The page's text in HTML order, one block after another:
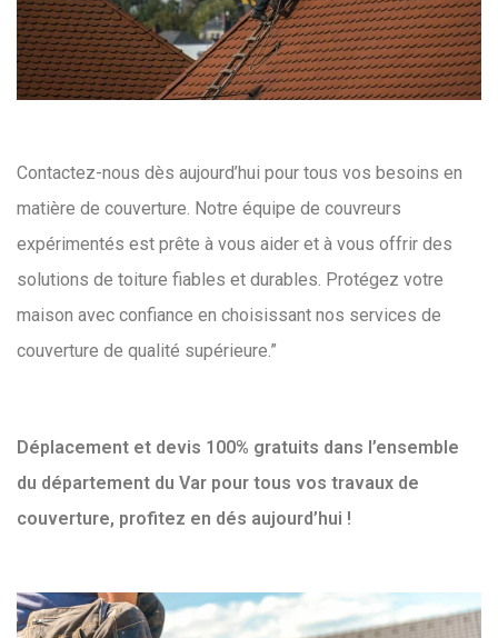
Contactez-nous dès aujourd’hui pour tous vos besoins en
matière de couverture. Notre équipe de couvreurs
expérimentés est prête à vous aider et à vous offrir des
solutions de toiture fiables et durables. Protégez votre
maison avec confiance en choisissant nos services de
couverture de qualité supérieure.”
Déplacement et devis 100% gratuits dans l’ensemble
du département du Var pour tous vos travaux de
couverture, profitez en dés aujourd’hui !